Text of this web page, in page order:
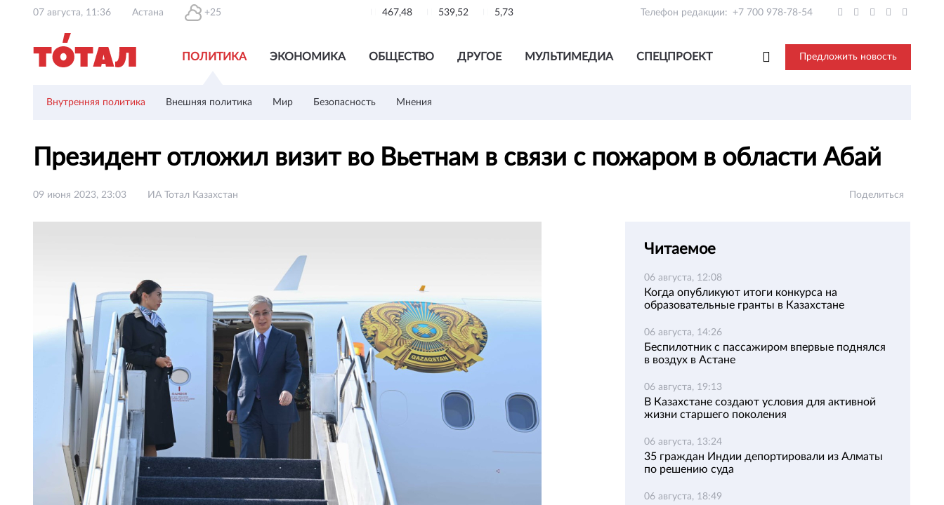
07 августа, 11:36 Астана +25 467,48 539,52 5,73 Телефон редакции: +7 700 978-78-54
ПОЛИТИКА ЭКОНОМИКА ОБЩЕСТВО ДРУГОЕ МУЛЬТИМЕДИА СПЕЦПРОЕКТ Предложить новость
Внутренняя политика Внешняя политика Мир Безопасность Мнения
Президент отложил визит во Вьетнам в связи с пожаром в области Абай
09 июня 2023, 23:03 ИА Тотал Казахстан Поделиться
Читаемое
06 августа, 12:08
Когда опубликуют итоги конкурса на
образовательные гранты в Казахстане
06 августа, 14:26
Беспилотник с пассажиром впервые поднялся
в воздух в Астане
06 августа, 19:13
В Казахстане создают условия для активной
жизни старшего поколения
06 августа, 13:24
35 граждан Индии депортировали из Алматы
по решению суда
06 августа, 18:49